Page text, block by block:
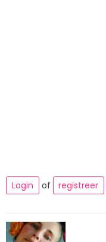
Login
of registreer